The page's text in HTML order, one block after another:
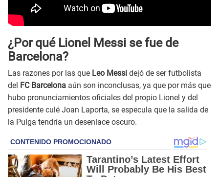
¿Por qué Lionel Messi se fue de
Barcelona?
Las razones por las que Leo Messi dejó de ser futbolista
del FC Barcelona aún son inconclusas, ya que por más que
hubo pronunciamientos oficiales del propio Lionel y del
presidente culé Joan Laporta, se especula que la salida de
la Pulga tendría un desenlace oscuro.